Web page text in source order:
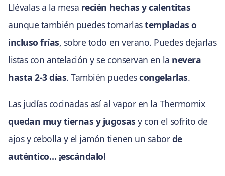
Llévalas a la mesa recién hechas y calentitas
aunque también puedes tomarlastempladas o
incluso frías, sobre todo en verano. Puedes dejarlas
listas con antelación y se conservan en la nevera
hasta 2-3 días. También puedescongelarlas.
Las judías cocinadas así al vapor en la Thermomix
quedan muy tiernas y jugosas y con el sofrito de
ajos y cebolla y el jamón tienen un saborde
auténtico… ¡escándalo!